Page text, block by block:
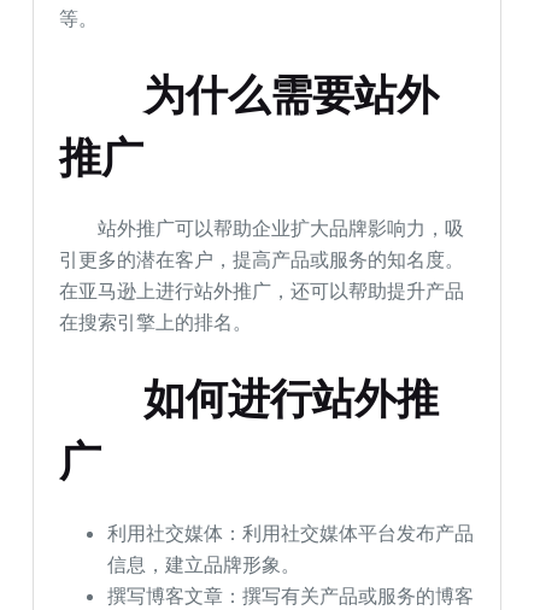
等。
为什么需要站外
推广
站外推广可以帮助企业扩大品牌影响力，吸
引更多的潜在客户，提高产品或服务的知名度。
在亚马逊上进行站外推广，还可以帮助提升产品
在搜索引擎上的排名。
如何进行站外推
广
利用社交媒体：利用社交媒体平台发布产品
信息，建立品牌形象。
撰写博客文章：撰写有关产品或服务的博客